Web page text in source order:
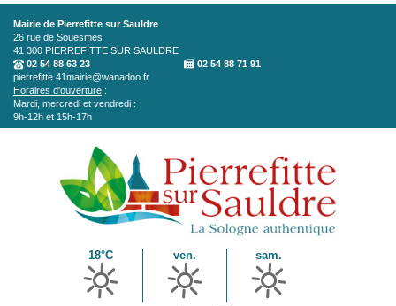
Aller au contenu principal
Mairie de Pierrefitte sur Sauldre
26 rue de Souesmes
41 300 PIERREFITTE SUR SAULDRE
02 54 88 63 23
02 54 88 71 91
pierrefitte.41mairie@wanadoo.fr
Horaires d'ouverture :
Mardi, mercredi et vendredi :
9h-12h et 15h-17h
18°C ven. sam.